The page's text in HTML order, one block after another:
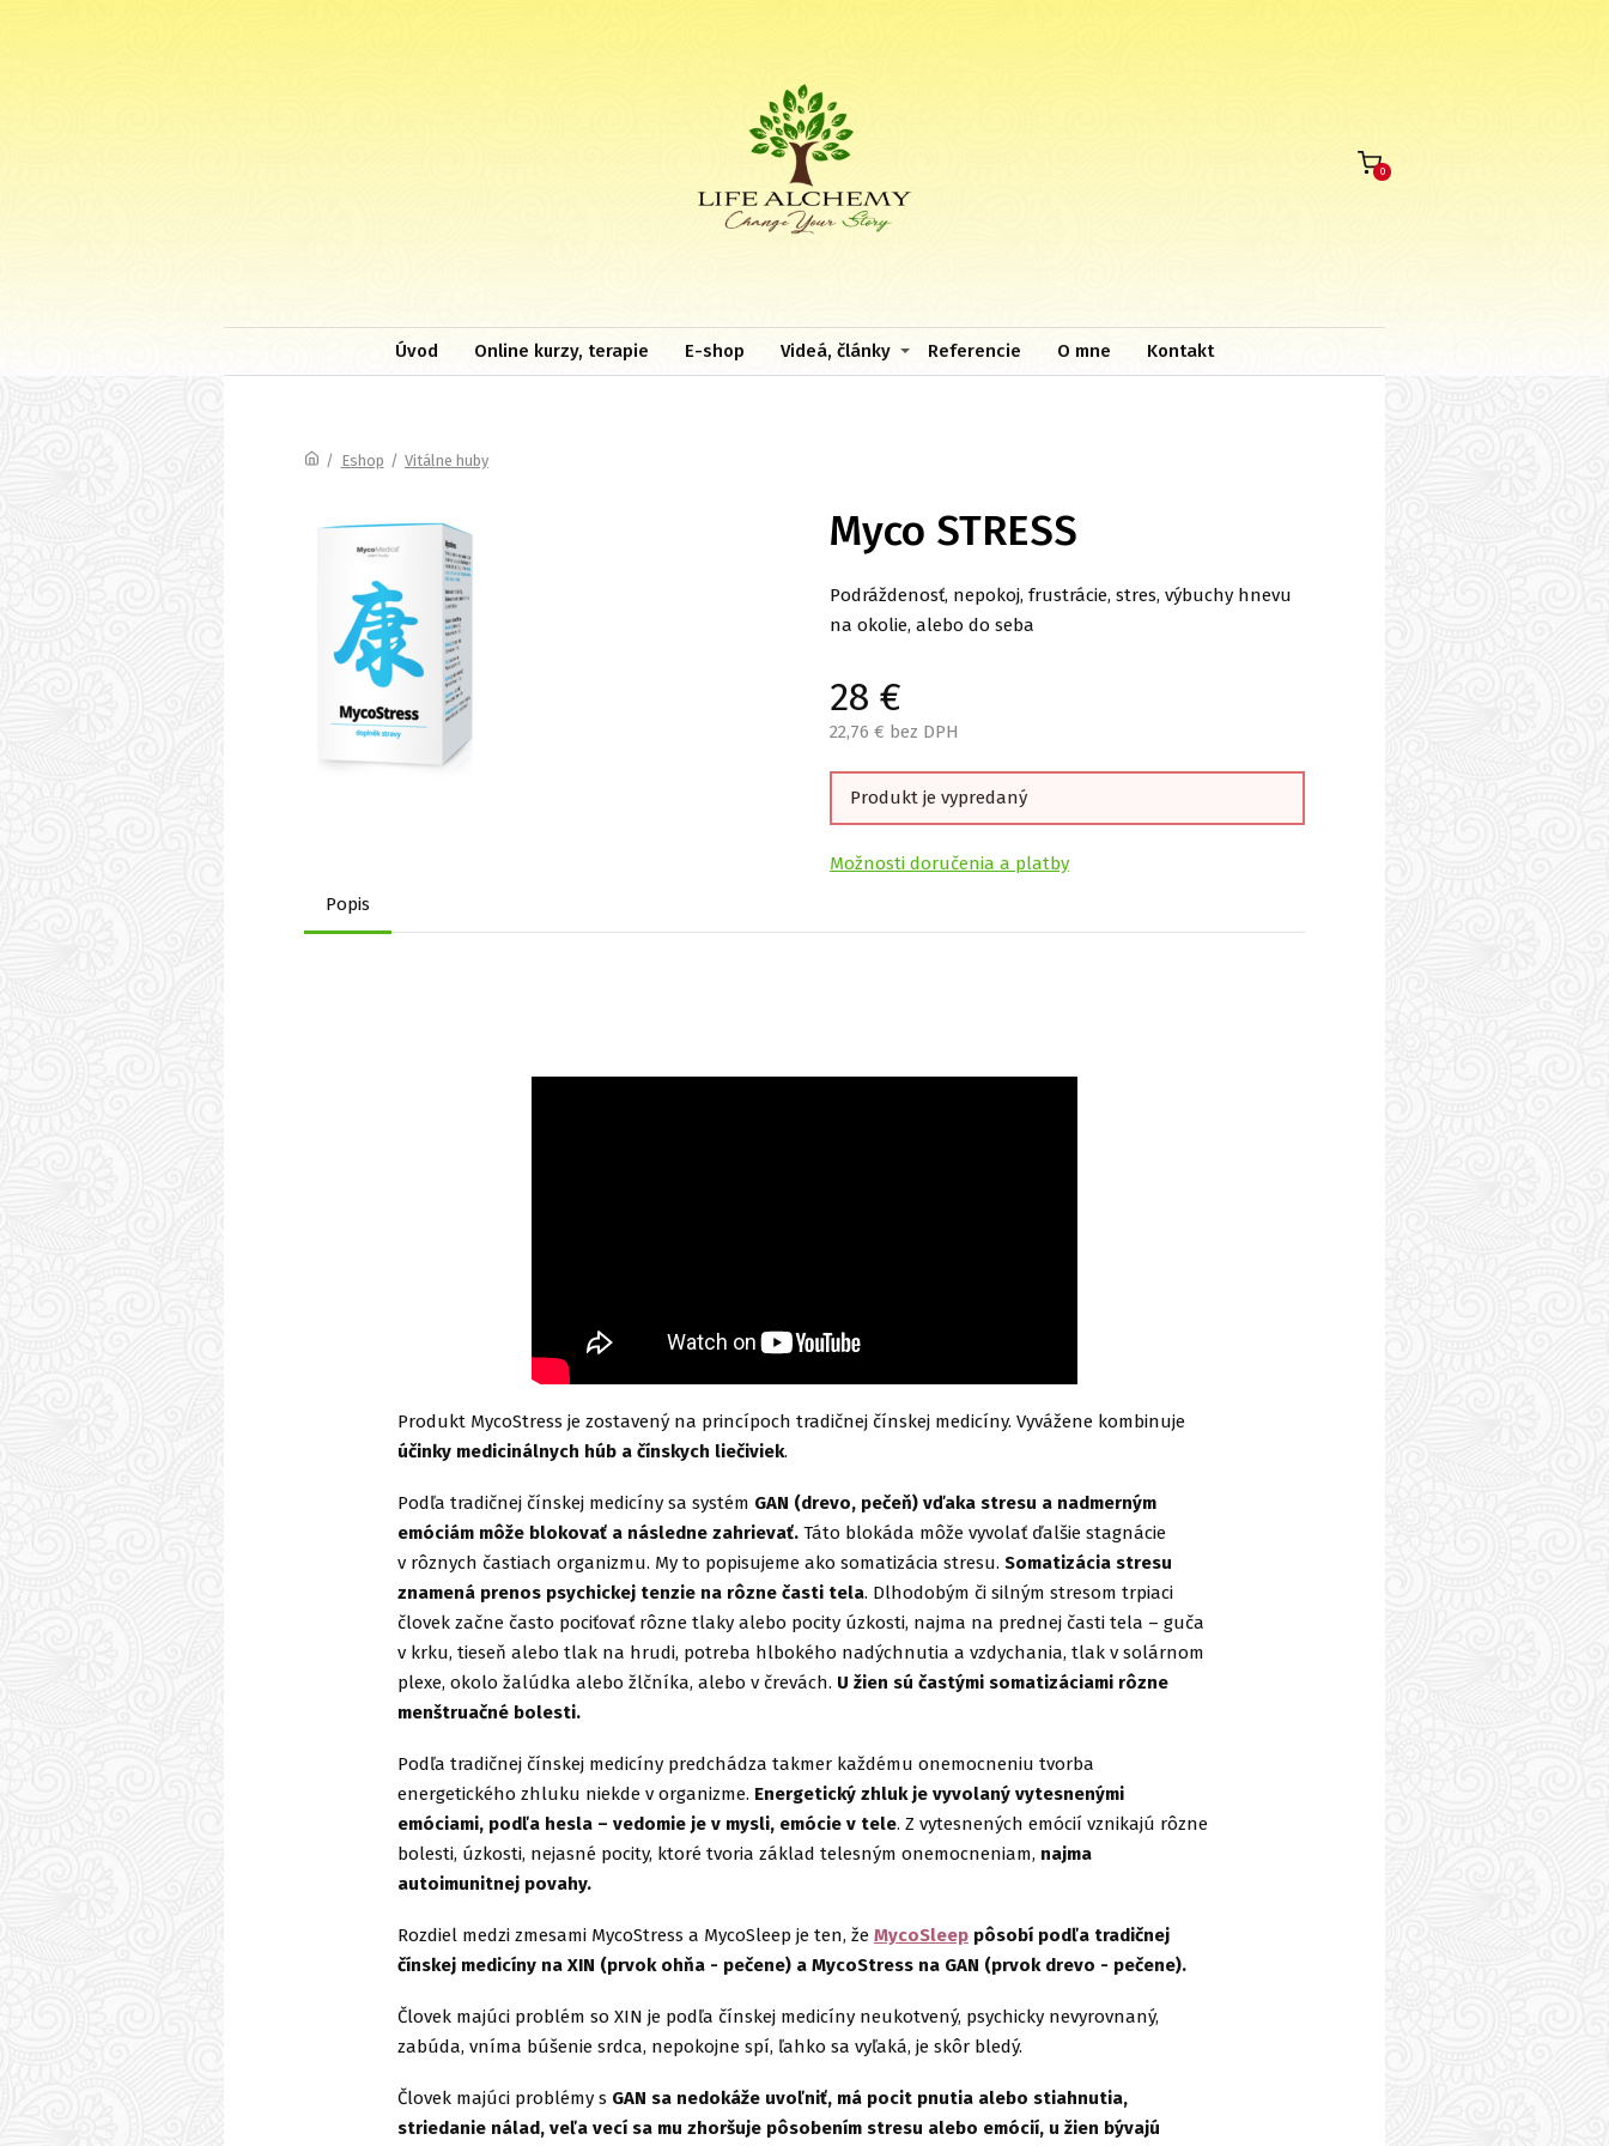
0
Úvod Online kurzy, terapie E-shop Videá, články Referencie O mne Kontakt
/ Eshop / Vitálne huby
Myco STRESS
Podráždenosť, nepokoj, frustrácie, stres, výbuchy hnevu
na okolie, alebo do seba
28 €
22,76 € bez DPH
Produkt je vypredaný
Možnosti doručenia a platby
Popis
Produkt MycoStress je zostavený na princípoch tradičnej čínskej medicíny. Vyvážene kombinuje
účinky medicinálnych húb a čínskych liečiviek.
Podľa tradičnej čínskej medicíny sa systém GAN (drevo, pečeň) vďaka stresu a nadmerným
emóciám môže blokovať a následne zahrievať. Táto blokáda môže vyvolať ďalšie stagnácie
v rôznych častiach organizmu. My to popisujeme ako somatizácia stresu. Somatizácia stresu
znamená prenos psychickej tenzie na rôzne časti tela. Dlhodobým či silným stresom trpiaci
človek začne často pociťovať rôzne tlaky alebo pocity úzkosti, najma na prednej časti tela – guča
v krku, tieseň alebo tlak na hrudi, potreba hlbokého nadýchnutia a vzdychania, tlak v solárnom
plexe, okolo žalúdka alebo žlčníka, alebo v črevách. U žien sú častými somatizáciami rôzne
menštruačné bolesti.
Podľa tradičnej čínskej medicíny predchádza takmer každému onemocneniu tvorba
energetického zhluku niekde v organizme. Energetický zhluk je vyvolaný vytesnenými
emóciami, podľa hesla – vedomie je v mysli, emócie v tele. Z vytesnených emócií vznikajú rôzne
bolesti, úzkosti, nejasné pocity, ktoré tvoria základ telesným onemocneniam, najma
autoimunitnej povahy.
Rozdiel medzi zmesami MycoStress a MycoSleep je ten, že MycoSleep pôsobí podľa tradičnej
čínskej medicíny na XIN (prvok ohňa - pečene) a MycoStress na GAN (prvok drevo - pečene).
Človek majúci problém so XIN je podľa čínskej medicíny neukotvený, psychicky nevyrovnaný,
zabúda, vníma búšenie srdca, nepokojne spí, ľahko sa vyľaká, je skôr bledý.
Človek majúci problémy s GAN sa nedokáže uvoľniť, má pocit pnutia alebo stiahnutia,
striedanie nálad, veľa vecí sa mu zhoršuje pôsobením stresu alebo emócií, u žien bývajú